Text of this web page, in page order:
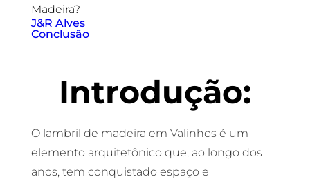
Madeira?
J&R Alves
Conclusão
Introdução:
O lambril de madeira em Valinhos é um
elemento arquitetônico que, ao longo dos
anos, tem conquistado espaço e